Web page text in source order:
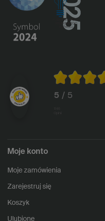
5 / 5
Moje konto
Moje zamówienia
Zarejestruj się
Koszyk
Ulubione